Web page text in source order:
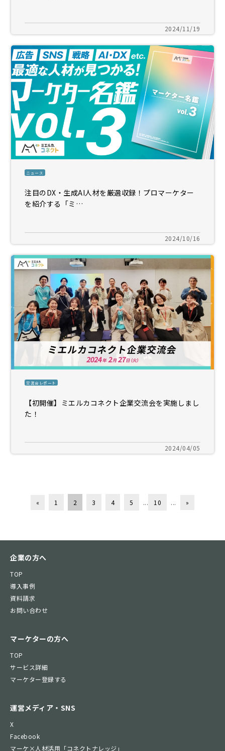
2024/11/19
ニュース
注目のDX・生成AI人材を厳選収録！プロマーケター
を紹介する「ミ…
2024/10/16
交流会レポート
【初開催】ミエルカコネクト企業交流会を実施しまし
た！
2024/04/05
« 1 2 3 4 5 ... 10 ... »
企業の方へ
TOP
導入事例
資料請求
お問い合わせ
マーケターの方へ
TOP
サービス詳細
マーケター登録する
運営メディア・SNS
X
Facebook
マーケ×人材活用「コネクトナレッジ」